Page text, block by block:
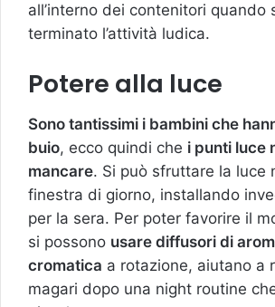
all’interno dei contenitori quando
terminato l’attività ludica.
Potere alla luce
Sono tantissimi i bambini che
buio, ecco quindi che i punti luce
mancare. Si può sfruttare la luce
finestra di giorno, installando
per la sera. Per poter favorire il
si possono usare diffusori di
cromatica a rotazione, aiutano a
magari dopo una night routine